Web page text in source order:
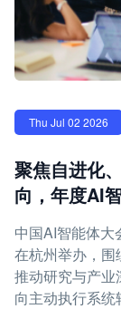
Thu Jul 02 2026
聚焦自进化
向，年度AI
中国AI智能体大
在杭州举办，
推动研究与产
向主动执行系统